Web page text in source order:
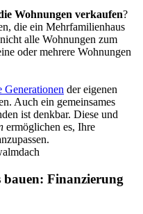
Wohnungen verkaufen?
die ein Mehrfamilienhaus
alle Wohnungen zum
oder mehrere Wohnungen
Generationen der eigenen
Auch ein gemeinsames
ist denkbar. Diese und
ermöglichen es, Ihre
bauen: Finanzierung